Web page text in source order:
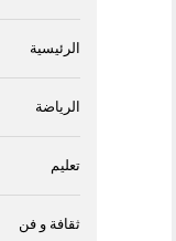
الرئيسية
الرياضة
تعليم
ثقافة و فن